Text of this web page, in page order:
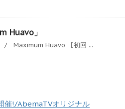
Huavo」
/ Maximum Huavo 【初回 ...
催!/AbemaTVオリジナル